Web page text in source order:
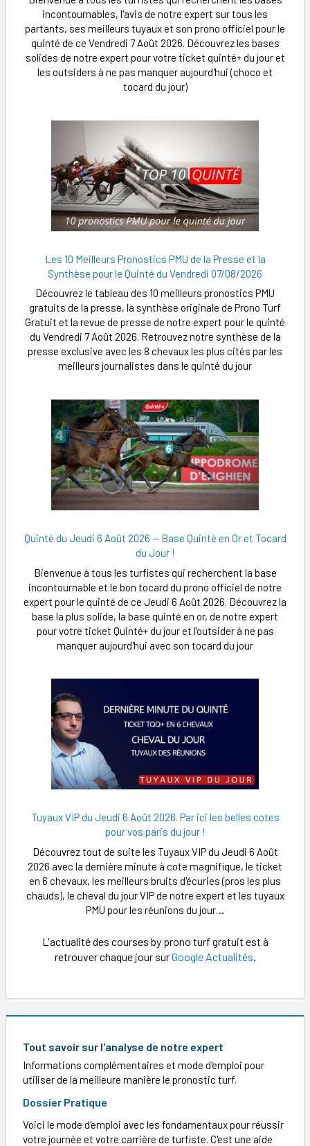
incontournables, l'avis de notre expert sur tous les
partants, ses meilleurs tuyaux et son prono officiel pour le
quinté de ce Vendredi 7 Août 2026. Découvrez les bases
solides de notre expert pour votre ticket quinté+ du jour et
les outsiders à ne pas manquer aujourd'hui (choco et
tocard du jour)
Les 10 Meilleurs Pronostics PMU de la Presse et la
Synthèse pour le Quinté du Vendredi 07/08/2026
Découvrez le tableau des 10 meilleurs pronostics PMU
gratuits de la presse, la synthèse originale de Prono Turf
Gratuit et la revue de presse de notre expert pour le quinté
du Vendredi 7 Août 2026. Retrouvez notre synthèse de la
presse exclusive avec les 8 chevaux les plus cités par les
meilleurs journalistes dans le quinté du jour
Quinté du Jeudi 6 Août 2026 — Base Quinté en Or et Tocard
du Jour !
Bienvenue à tous les turfistes qui recherchent la base
incontournable et le bon tocard du prono officiel de notre
expert pour le quinté de ce Jeudi 6 Août 2026. Découvrez la
base la plus solide, la base quinté en or, de notre expert
pour votre ticket Quinté+ du jour et l'outsider à ne pas
manquer aujourd'hui avec son tocard du jour
Tuyaux VIP du Jeudi 6 Août 2026. Par ici les belles cotes
pour vos paris du jour !
Découvrez tout de suite les Tuyaux VIP du Jeudi 6 Août
2026 avec la dernière minute à cote magnifique, le ticket
en 6 chevaux, les meilleurs bruits d'écuries (pros les plus
chauds), le cheval du jour VIP de notre expert et les tuyaux
PMU pour les réunions du jour…
L'actualité des courses by prono turf gratuit est à
retrouver chaque jour surGoogle Actualités
Tout savoir sur l'analyse de notre expert
Informations complémentaires et mode d'emploi pour
utiliser de la meilleure manière le pronostic turf.
Dossier Pratique
Voici le mode d'emploi avec les fondamentaux pour réussir
votre journée et votre carrière de turfiste. C'est une aide